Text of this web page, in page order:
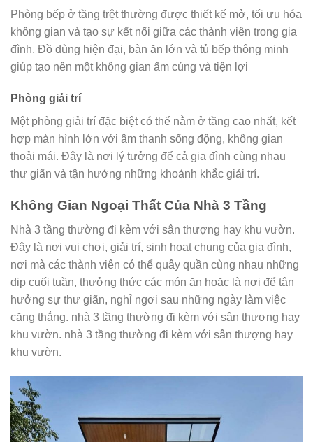
Phòng bếp ở tầng trệt thường được thiết kế mở, tối ưu hóa
không gian và tạo sự kết nối giữa các thành viên trong gia
đình. Đồ dùng hiện đại, bàn ăn lớn và tủ bếp thông minh
giúp tạo nên một không gian ấm cúng và tiện lợi
Phòng giải trí
Một phòng giải trí đặc biệt có thể nằm ở tầng cao nhất, kết
hợp màn hình lớn với âm thanh sống động, không gian
thoải mái. Đây là nơi lý tưởng để cả gia đình cùng nhau
thư giãn và tận hưởng những khoảnh khắc giải trí.
Không Gian Ngoại Thất Của Nhà 3 Tầng
Nhà 3 tầng thường đi kèm với sân thượng hay khu vườn.
Đây là nơi vui chơi, giải trí, sinh hoạt chung của gia đình,
nơi mà các thành viên có thể quây quần cùng nhau những
dịp cuối tuần, thưởng thức các món ăn hoặc là nơi để tận
hưởng sự thư giãn, nghỉ ngơi sau những ngày làm việc
căng thẳng. nhà 3 tầng thường đi kèm với sân thượng hay
khu vườn. nhà 3 tầng thường đi kèm với sân thượng hay
khu vườn.